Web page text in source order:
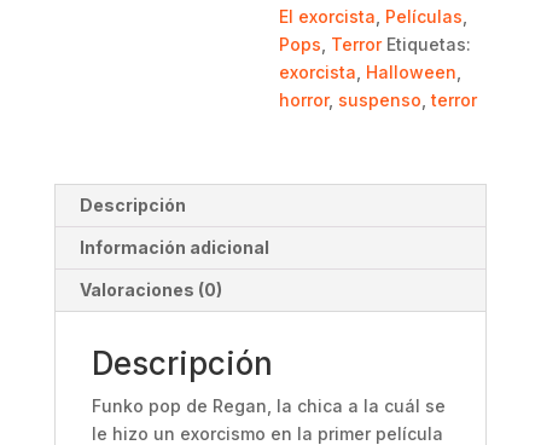
El exorcista Películas
Pops Terror Etiquetas:
exorcista Halloween
horror, suspenso ,terror
Descripción
Información adicional
Valoraciones (0)
Descripción
Funko pop de Regan, la chica a la cuál se
le hizo un exorcismo en la primer película